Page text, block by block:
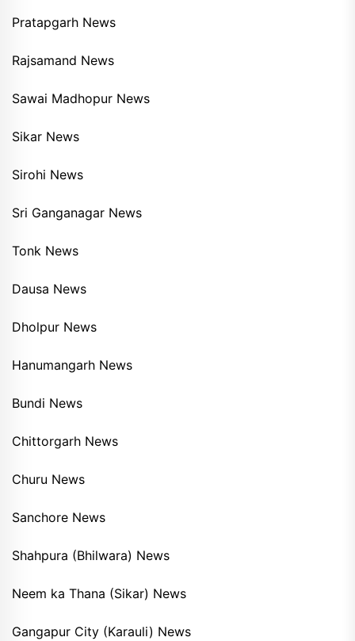
Pratapgarh News
Rajsamand News
Sawai Madhopur News
Sikar News
Sirohi News
Sri Ganganagar News
Tonk News
Dausa News
Dholpur News
Hanumangarh News
Bundi News
Chittorgarh News
Churu News
Sanchore News
Shahpura (Bhilwara) News
Neem ka Thana (Sikar) News
Gangapur City (Karauli) News